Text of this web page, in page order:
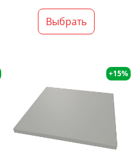
Выбрать
+15%